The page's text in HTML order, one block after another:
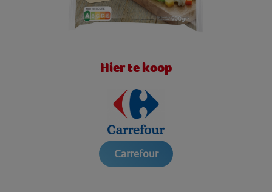
Hier te koop
Carrefour